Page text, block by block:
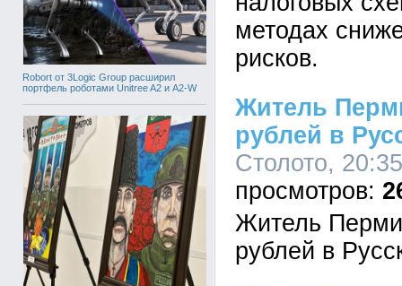
Robort от 3Logic Group расширил
портфель роботами Unitree A2 и A2-W
методах
рисков.
Житель
рублей в
Столото,
Житель
рублей в